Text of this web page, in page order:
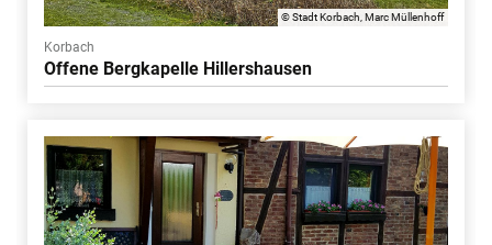
© Stadt Korbach, Marc Müllenhoff
Korbach
Offene Bergkapelle Hillershausen